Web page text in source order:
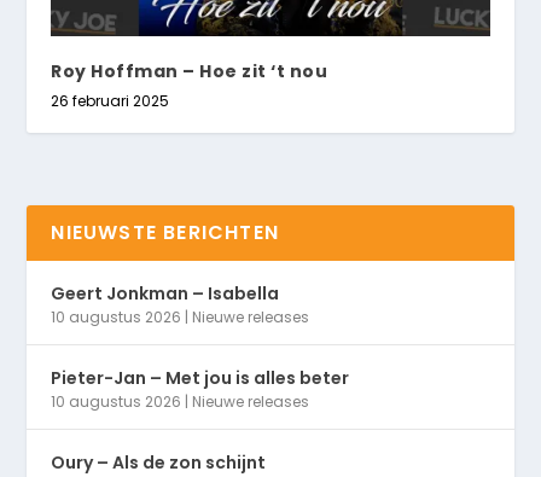
Roy Hoffman – Hoe zit ‘t nou
26 februari 2025
NIEUWSTE BERICHTEN
Geert Jonkman – Isabella
10 augustus 2026 | Nieuwe releases
Pieter-Jan – Met jou is alles beter
10 augustus 2026 | Nieuwe releases
Oury – Als de zon schijnt